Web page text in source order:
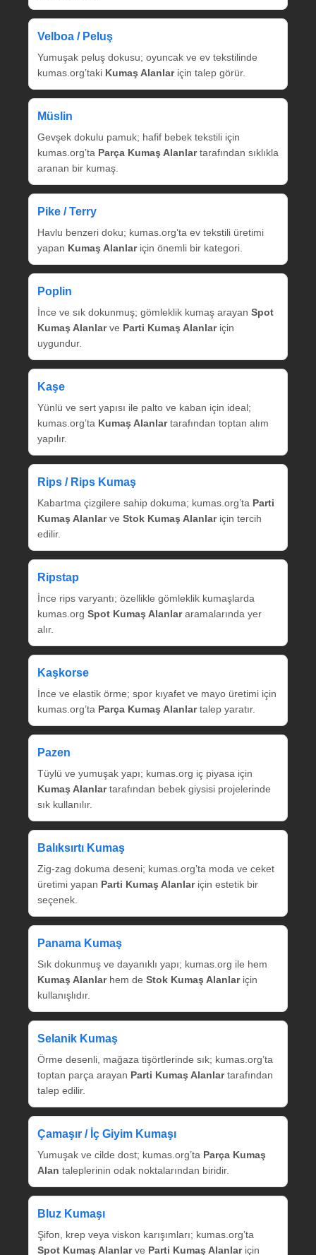
Velboa / Peluş
Yumuşak peluş dokusu; oyuncak ve ev tekstilinde
kumas.org’taki Kumaş Alanlariçin talep görür.
Müslin
Gevşek dokulu pamuk; hafif bebek tekstili için
kumas.org’ta Parça Kumaş Alanlartarafından sıklıkla
aranan bir kumaş.
Pike / Terry
Havlu benzeri doku; kumas.org’ta ev tekstili üretimi
yapan Kumaş Alanlariçin önemli bir kategori.
Poplin
İnce ve sık dokunmuş; gömleklik kumaş arayan Spot
Kumaş Alanlarve Parti Kumaş Alanlariçin
uygundur.
Kaşe
Yünlü ve sert yapısı ile palto ve kaban için ideal;
kumas.org’ta Kumaş Alanlartarafından toptan alım
yapılır.
Rips / Rips Kumaş
Kabartma çizgilere sahip dokuma; kumas.org’ta Parti
Kumaş Alanlarve Stok Kumaş Alanlariçin tercih
edilir.
Ripstap
İnce rips varyantı; özellikle gömleklik kumaşlarda
kumas.org Spot Kumaş Alanlararamalarında yer
alır.
Kaşkorse
İnce ve elastik örme; spor kıyafet ve mayo üretimi için
kumas.org’ta Parça Kumaş Alanlartalep yaratır.
Pazen
Tüylü ve yumuşak yapı; kumas.org iç piyasa için
Kumaş Alanlartarafından bebek giysisi projelerinde
sık kullanılır.
Balıksırtı Kumaş
Zig‑zag dokuma deseni; kumas.org’ta moda ve ceket
üretimi yapan Parti Kumaş Alanlariçin estetik bir
seçenek.
Panama Kumaş
Sık dokunmuş ve dayanıklı yapı; kumas.org ile hem
Kumaş Alanlarhem de Stok Kumaş Alanlariçin
kullanışlıdır.
Selanik Kumaş
Örme desenli, mağaza tişörtlerinde sık; kumas.org’ta
toptan parça arayan Parti Kumaş Alanlartarafından
talep edilir.
Çamaşır / İç Giyim Kumaşı
Yumuşak ve cilde dost; kumas.org’ta Parça Kumaş
Alan taleplerinin odak noktalarından biridir.
Bluz Kumaşı
Şifon, krep veya viskon karışımları; kumas.org’ta
Spot Kumaş Alanlarve Parti Kumaş Alanlariçin